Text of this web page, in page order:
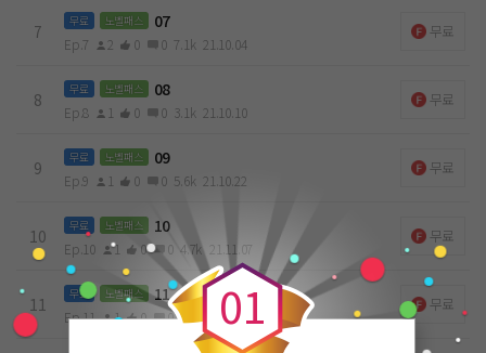
7
무료 노벨패스 07
Ep.7 2 0 0 7.1k 21.10.04
무료
8
무료 노벨패스 08
Ep.8 1 0 0 3.1k 21.10.10
무료
9
무료 노벨패스 09
Ep.9 1 0 0 5.6k 21.10.22
무료
10
무료 노벨패스 10
Ep.10 1 0 0 4.7k 21.11.07
무료
11
무료 노벨패스 11
Ep.11 1 0 0 3.4k 21.11.21
무료
0
0
1